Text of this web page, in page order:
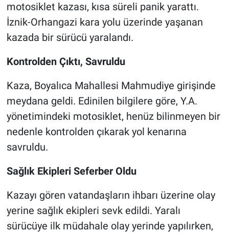
motosiklet kazası, kısa süreli panik yarattı.
İznik-Orhangazi kara yolu üzerinde yaşanan
kazada bir sürücü yaralandı.
Kontrolden Çıktı, Savruldu
Kaza, Boyalıca Mahallesi Mahmudiye girişinde
meydana geldi. Edinilen bilgilere göre, Y.A.
yönetimindeki motosiklet, henüz bilinmeyen bir
nedenle kontrolden çıkarak yol kenarına
savruldu.
Sağlık Ekipleri Seferber Oldu
Kazayı gören vatandaşların ihbarı üzerine olay
yerine sağlık ekipleri sevk edildi. Yaralı
sürücüye ilk müdahale olay yerinde yapılırken,
Nöbetçi Eczaneler